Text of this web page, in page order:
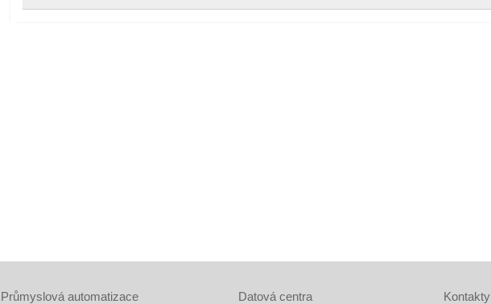
Průmyslová automatizace Datová centra Kontakty